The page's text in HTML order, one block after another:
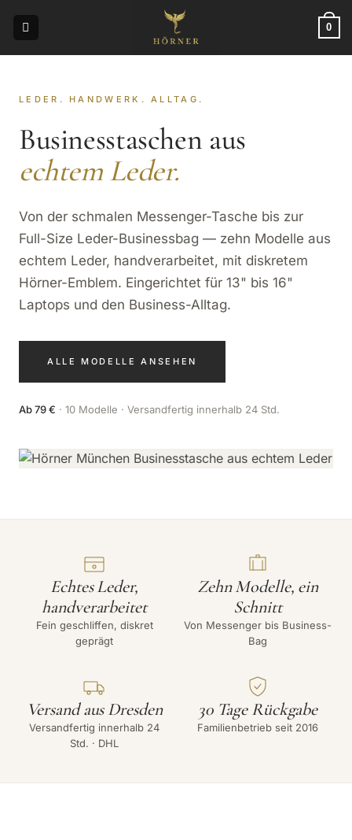
Inhalt
0
LEDER. HANDWERK. ALLTAG.
Businesstaschen aus
echtem Leder.
Von der schmalen Messenger-Tasche bis zur
Full-Size Leder-Businessbag — zehn Modelle aus
echtem Leder, handverarbeitet, mit diskretem
Hörner-Emblem. Eingerichtet für 13" bis 16"
Laptops und den Business-Alltag.
ALLE MODELLE ANSEHEN
Ab 79 € · 10 Modelle · Versandfertig innerhalb 24 Std.
Echtes Leder,
handverarbeitet
Fein geschliffen, diskret
geprägt
Zehn Modelle, ein
Schnitt
Von Messenger bis Business-
Bag
Versand aus Dresden
Versandfertig innerhalb 24
Std. · DHL
30 Tage Rückgabe
Familienbetrieb seit 2016